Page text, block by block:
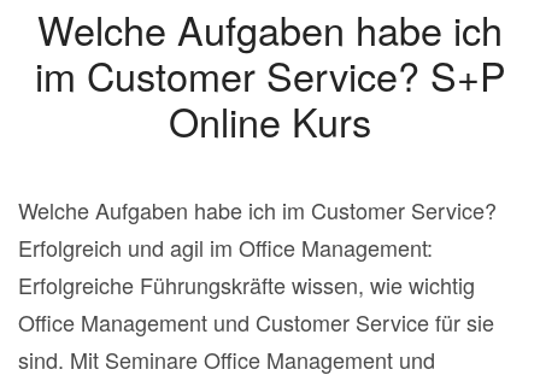
Welche Aufgaben habe ich
im Customer Service? S+P
Online Kurs
Welche Aufgaben habe ich im Customer Service?
Erfolgreich und agil im Office Management:
Erfolgreiche Führungskräfte wissen, wie wichtig
Office Management und Customer Service für sie
sind. Mit Seminare Office Management und